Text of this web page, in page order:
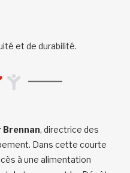
et de durabilité.
Brennan, directrice des
Dans cette courte
à une alimentation